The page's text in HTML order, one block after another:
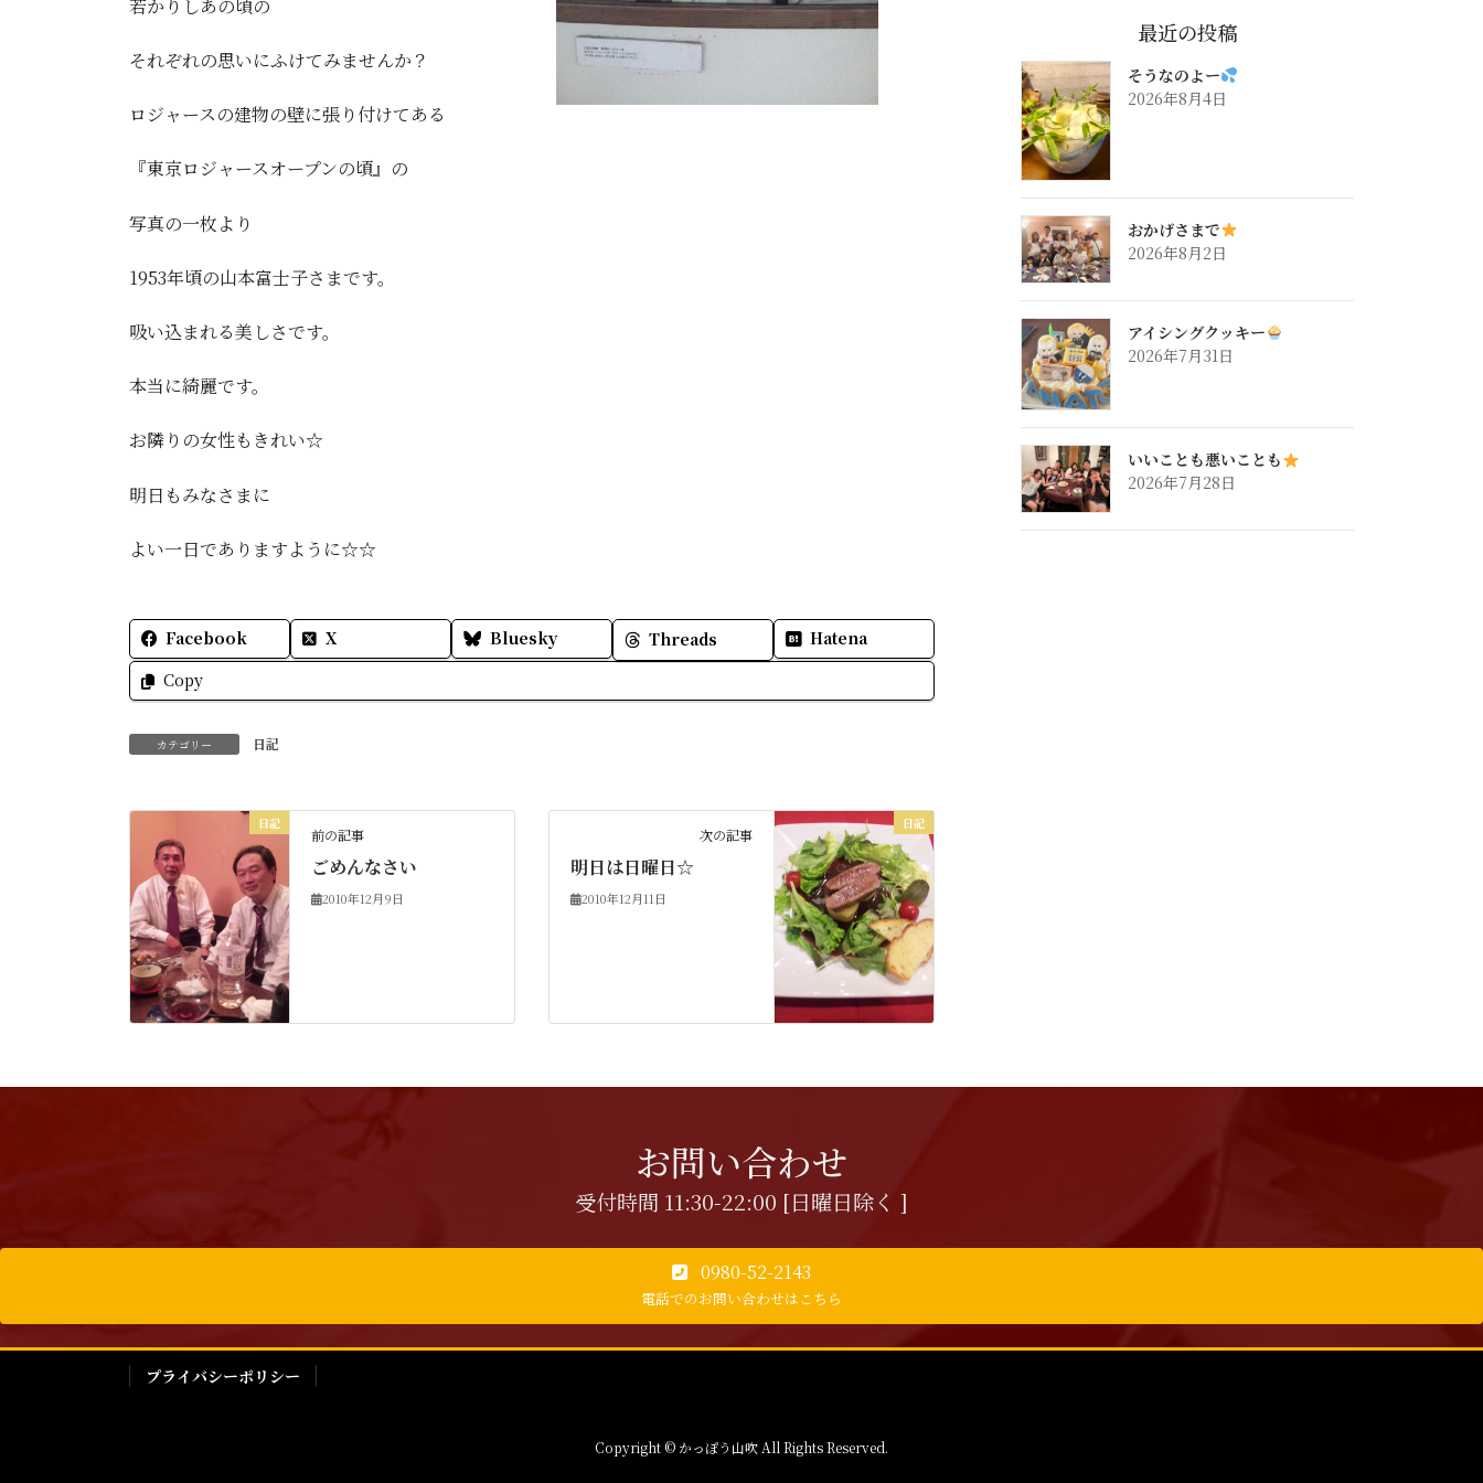
若かりしあの頃の
それぞれの思いにふけてみませんか？
ロジャースの建物の壁に張り付けてある
『東京ロジャースオープンの頃』の
写真の一枚より
1953年頃の山本富士子さまです。
吸い込まれる美しさです。
本当に綺麗です。
お隣りの女性もきれい☆
明日もみなさまに
よい一日でありますように☆☆
Facebook X Bluesky Threads
Hatena
Copy
カテゴリー 日記
日記
前の記事
ごめんなさい
2010年12月9日
日記
次の記事
明日は日曜日☆
2010年12月11日
最近の投稿
そうなのよー
2026年8月4日
おかげさまで
2026年8月2日
アイシングクッキー
2026年7月31日
いいことも悪いことも
2026年7月28日
お問い合わせ
受付時間 11:30-22:00 [日曜日除く ]
0980-52-2143
電話でのお問い合わせはこちら
プライバシーポリシー
Copyright © かっぽう山吹 All Rights Reserved.